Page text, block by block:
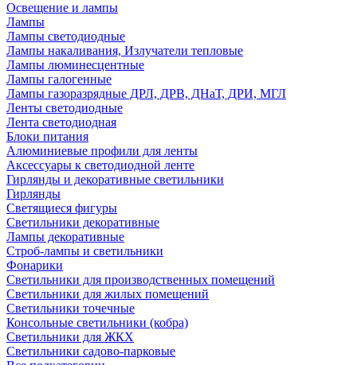
Освещение и лампы
Лампы
Лампы светодиодные
Лампы накаливания, Излучатели тепловые
Лампы люминесцентные
Лампы галогенные
Лампы газоразрядные ДРЛ, ДРВ, ДНаТ, ДРИ, МГЛ
Ленты светодиодные
Лента светодиодная
Блоки питания
Алюминиевые профили для ленты
Аксессуары к светодиодной ленте
Гирлянды и декоративные светильники
Гирлянды
Светящиеся фигуры
Светильники декоративные
Лампы декоративные
Строб-лампы и светильники
Фонарики
Светильники для производственных помещений
Светильники для жилых помещений
Светильники точечные
Консольные светильники (кобра)
Светильники для ЖКХ
Светильники садово-парковые